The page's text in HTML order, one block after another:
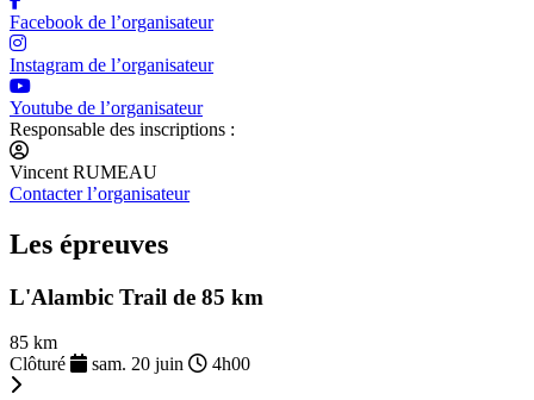
Facebook de l’organisateur
Instagram de l’organisateur
Youtube de l’organisateur
Responsable des inscriptions :
Vincent RUMEAU
Contacter l’organisateur
Les épreuves
L'Alambic Trail de 85 km
85 km
Clôturé
sam. 20 juin 4h00